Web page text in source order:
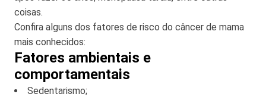
coisas.
Confira alguns dos fatores de risco do câncer de mama
mais conhecidos:
Fatores ambientais e
comportamentais
Sedentarismo;